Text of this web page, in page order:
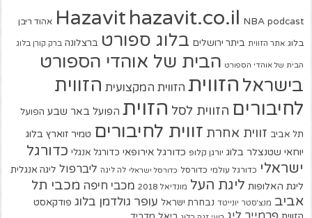
Hazavit hazavit.co.il NBA podcast אהוד ריבן
בלוג אתר הזווית ביתר ירושלים בלוג ספורט ברצלונה ברק קורן בלוג
הבית של אוהדי הספורט הבית של אוהדי הספורט
בישראל הזווית הזווית המקצועית הזווית
לחיבורים הזווית לסל הזוית הפועל באר שבע הפועל
תל אביב זווית אחרת זווית לחיבורים טמיר זוארץ בלוג
יוחאי שטנצלר בלוג יורגן קלופ כדורגל אירופאי כדורגל אנגלי כדורגל
ישראלי כדורגל עולמי כדורסל כדורסל ישראלי לה ליגה ליברפול ליגה אנגלית
ליגת האלופות ליגת העל מונדיאל 2018 מכבי חיפה מכבי תל
אביב מנצ'סטר יונייטד נבחרת ישראל עופר גולדמן בלוג פודקאסט